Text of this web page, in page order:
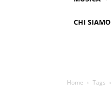
CHI SIAMO
Home Tags